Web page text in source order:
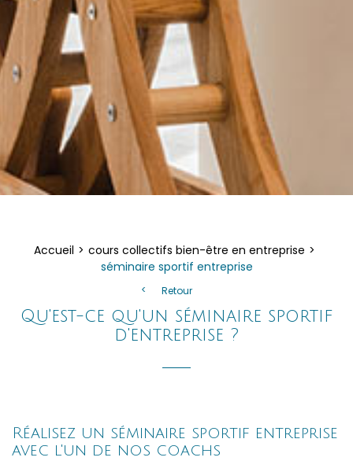
Accueil
cours collectifs bien-être en entreprise
séminaire sportif entreprise
Retour
Qu'est-ce qu'un séminaire sportif
d'entreprise ?
Réalisez un séminaire sportif entreprise
avec l'un de nos coachs